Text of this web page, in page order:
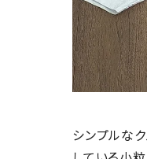
シンプルな